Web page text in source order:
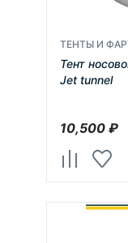
ТЕНТЫ И
Тент
Jet tunnel
10,500₽